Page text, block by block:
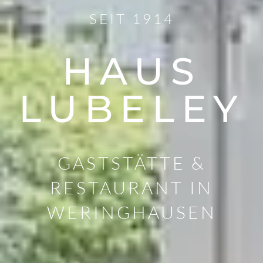
SEIT 1914
HAUS
LUBELEY
GASTSTÄTTE &
RESTAURANT IN
WERINGHAUSEN